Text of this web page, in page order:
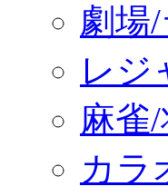
劇場
レジ
麻雀
カラ